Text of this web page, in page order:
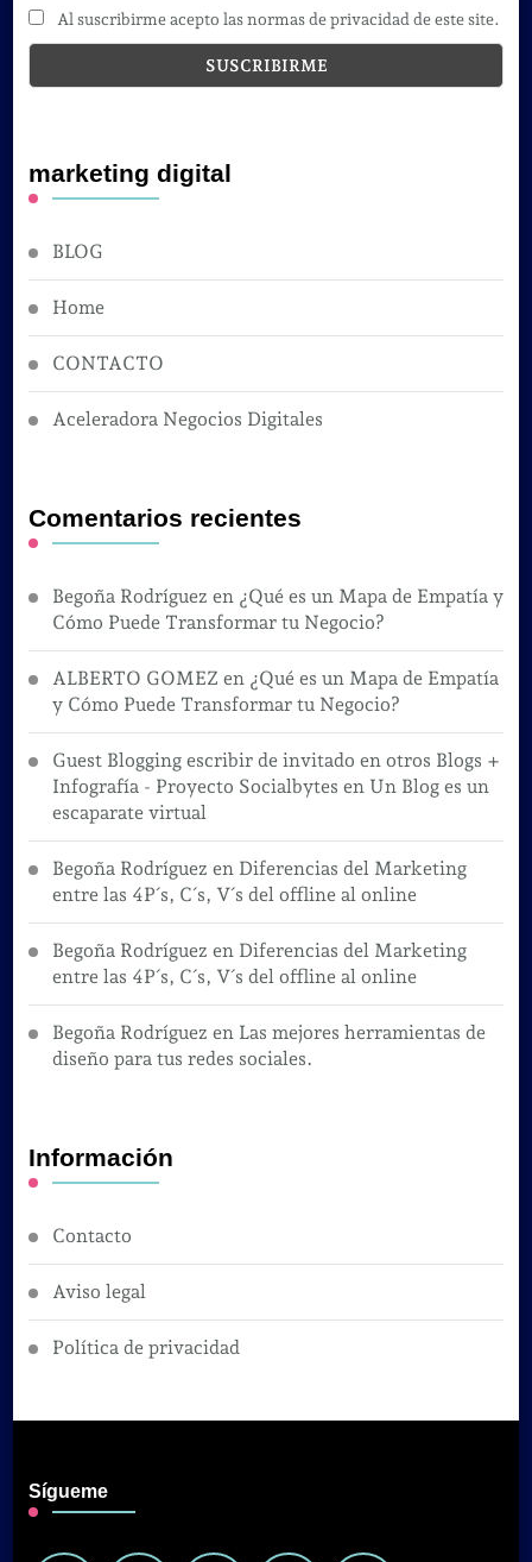
Al suscribirme acepto las normas de privacidad de este site.
marketing digital
BLOG
Home
CONTACTO
Aceleradora Negocios Digitales
Comentarios recientes
Begoña Rodríguez en ¿Qué es un Mapa de Empatía y
Cómo Puede Transformar tu Negocio?
ALBERTO GOMEZ en ¿Qué es un Mapa de Empatía
y Cómo Puede Transformar tu Negocio?
Guest Blogging escribir de invitado en otros Blogs +
Infografía - Proyecto Socialbytes en Un Blog es un
escaparate virtual
Begoña Rodríguez en Diferencias del Marketing
entre las 4P´s, C´s, V´s del offline al online
Begoña Rodríguez en Diferencias del Marketing
entre las 4P´s, C´s, V´s del offline al online
Begoña Rodríguez en Las mejores herramientas de
diseño para tus redes sociales.
Información
Contacto
Aviso legal
Política de privacidad
Sígueme